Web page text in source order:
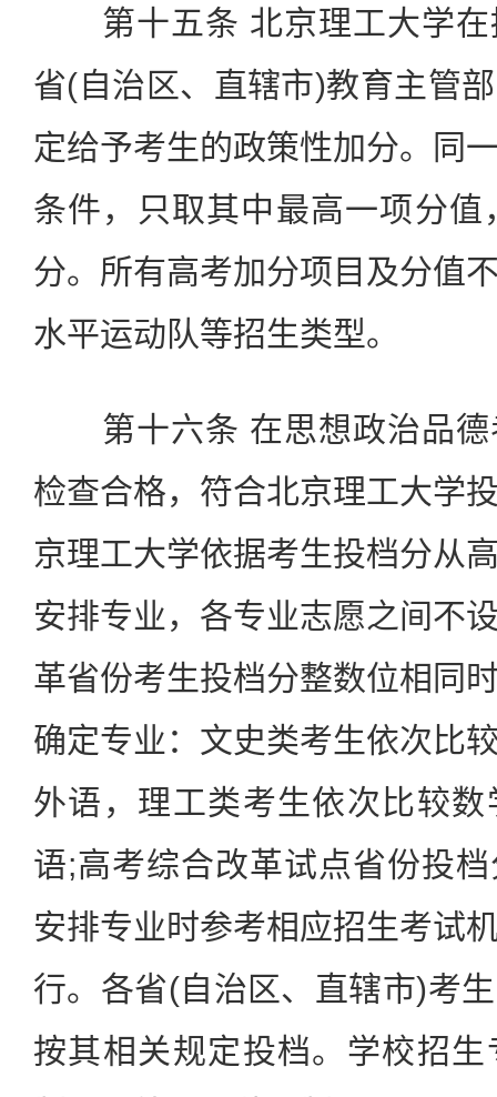
第十五条 北京理工大学在
省(自治区、直辖市)教育主管
定给予考生的政策性加分。同
条件，只取其中最高一项分
分。所有高考加分项目及分值
水平运动队等招生类型。
第十六条 在思想政治品德
检查合格，符合北京理工大学
京理工大学依据考生投档分从
安排专业，各专业志愿之间不
革省份考生投档分整数位相同
确定专业：文史类考生依次比
外语，理工类考生依次比较
语;高考综合改革试点省份投
安排专业时参考相应招生考试
行。各省(自治区、直辖市)考
按其相关规定投档。学校招